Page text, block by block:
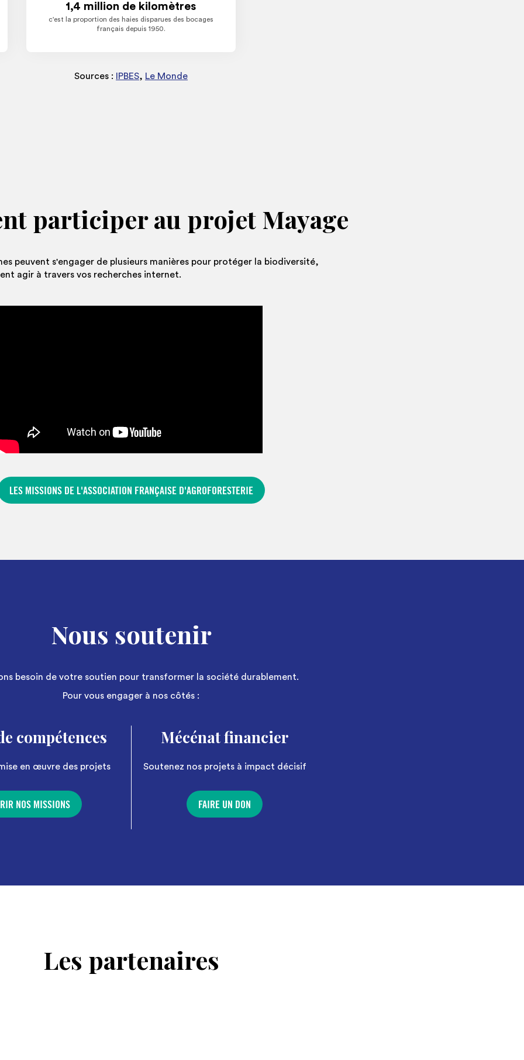
1,4 million de kilomètres
c'est la proportion des haies disparues des bocages
français depuis 1950.
Sources : IPBES, Le Monde
participer au projet Mayage
peuvent s'engager de plusieurs manières pour protéger la biodiversité,
agir à travers vos recherches internet.
LES MISSIONS DE L'ASSOCIATION FRANÇAISE D'AGROFORESTERIE
Nous soutenir
besoin de votre soutien pour transformer la société durablement.
Pour vous engager à nos côtés :
compétences
en œuvre des projets
NOS MISSIONS
Mécénat financier
Soutenez nos projets à impact décisif
FAIRE UN DON
Les partenaires